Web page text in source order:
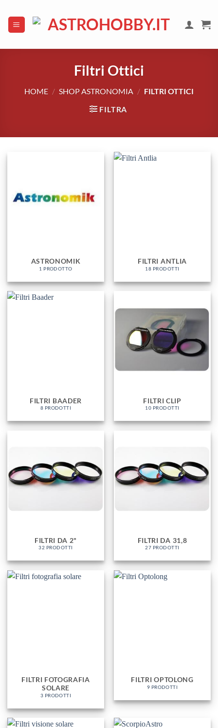
contenuti
Filtri Ottici
HOME / SHOP ASTRONOMIA / FILTRI OTTICI
FILTRA
ASTRONOMIK
1 PRODOTTO
FILTRI ANTLIA
18 PRODOTTI
FILTRI BAADER
8 PRODOTTI
FILTRI CLIP
10 PRODOTTI
FILTRI DA 2"
32 PRODOTTI
FILTRI DA 31,8
27 PRODOTTI
FILTRI FOTOGRAFIA
SOLARE
3 PRODOTTI
FILTRI OPTOLONG
9 PRODOTTI